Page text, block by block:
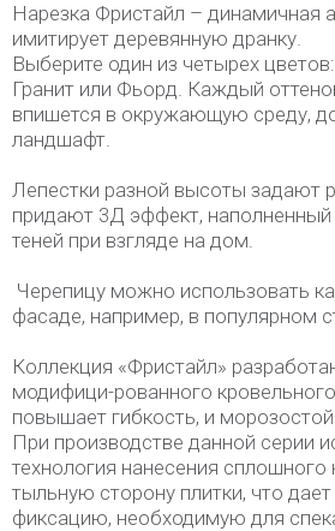
Нарезка Фристайл – динамичная
имитирует деревянную дранку.
Выберите один из четырех
Гранит или Фьорд. Каждый
впишется в окружающую среду,
ландшафт.
Лепестки разной высоты задают
придают 3Д эффект, наполненный
теней при взгляде на дом.
Черепицу можно использовать
фасаде, например, в популярном
Коллекция «Фристайл»
модифици-рованного
повышает гибкость, и
При производстве данной серии
технология нанесения сплошного
тыльную сторону плитки, что
фиксацию, необходимую для